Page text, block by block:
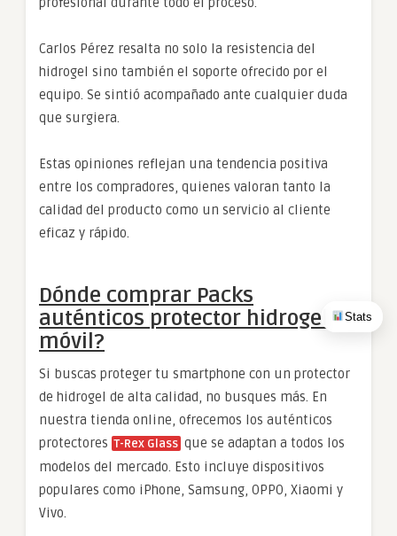
Stats
Carlos Pérez resalta no solo la resistencia del
hidrogel sino también el soporte ofrecido por el
equipo. Se sintió acompañado ante cualquier duda
que surgiera.
Estas opiniones reflejan una tendencia positiva
entre los compradores, quienes valoran tanto la
calidad del producto como un servicio al cliente
eficaz y rápido.
Dónde comprar Packs
auténticos protector hidrogel
móvil?
Si buscas proteger tu smartphone con un protector
de hidrogel de alta calidad, no busques más. En
nuestra tienda online, ofrecemos los auténticos
protectores T-Rex Glass que se adaptan a todos los
modelos del mercado. Esto incluye dispositivos
populares como iPhone, Samsung, OPPO, Xiaomi y
Vivo.